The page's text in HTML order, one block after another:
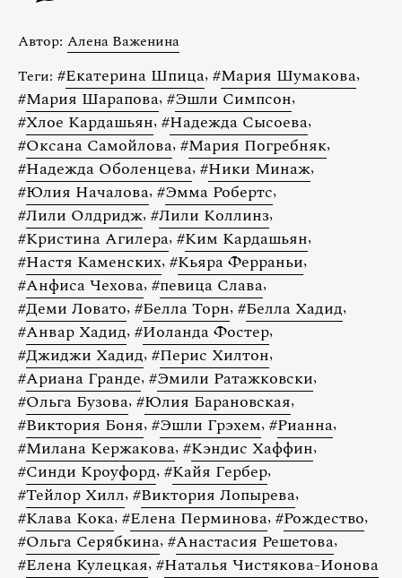
Автор: Алена Важенина
Теги: #Екатерина Шпица, #Мария Шумакова,
#Мария Шарапова, #Эшли Симпсон,
#Хлое Кардашьян, #Надежда Сысоева,
#Оксана Самойлова, #Мария Погребняк,
#Надежда Оболенцева, #Ники Минаж,
#Юлия Началова, #Эмма Робертс,
#Лили Олдридж, #Лили Коллинз,
#Кристина Агилера, #Ким Кардашьян,
#Настя Каменских, #Кьяра Ферраньи,
#Анфиса Чехова, #певица Слава,
#Деми Ловато, #Белла Торн, #Белла Хадид,
#Анвар Хадид, #Иоланда Фостер,
#Джиджи Хадид, #Перис Хилтон,
#Ариана Гранде, #Эмили Ратажковски,
#Ольга Бузова, #Юлия Барановская,
#Виктория Боня, #Эшли Грэхем, #Рианна,
#Милана Кержакова, #Кэндис Хаффин,
#Синди Кроуфорд, #Кайя Гербер,
#Тейлор Хилл, #Виктория Лопырева,
#Клава Кока, #Елена Перминова, #Рождество,
#Ольга Серябкина, #Анастасия Решетова,
#Елена Кулецкая, #Наталья Чистякова-Ионова